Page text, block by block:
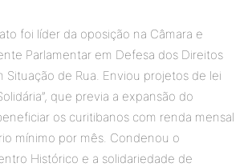
foi líder da oposição na Câmara e
Parlamentar em Defesa dos Direitos
Situação de Rua. Enviou projetos de lei
que previa a expansão do
os curitibanos com renda mensal
mínimo por mês. Condenou o
Histórico e a solidariedade de